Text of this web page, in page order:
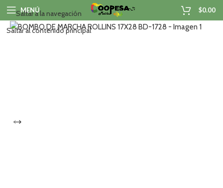
Saltar a la navegación
Saltar al contenido principal
MENÚ $0.00